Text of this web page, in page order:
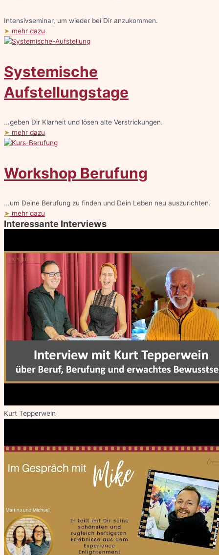
Intensivseminar, um wieder bei Dir anzukommen.
➤ mehr dazu
Systemische
Aufstellungstage
...geben Dir Klarheit und lösen alte Verstrickungen.
➤ mehr dazu
Workshop Berufung
...um Deine Berufung zu finden und Dein Leben neu auszurichten.
➤ mehr dazu
Interessante Interviews
Kurt Tepperwein